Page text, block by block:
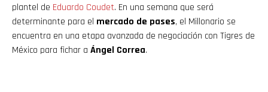
plantel de Eduardo Coudet. En una semana que será
determinante para el mercado de pases, el Millonario se
encuentra en una etapa avanzada de negociación con Tigres de
México para fichar a Ángel Correa.